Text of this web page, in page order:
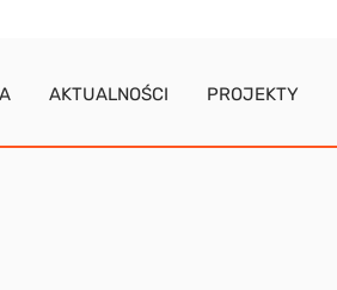
AKTUALNOŚCI PROJEKTY